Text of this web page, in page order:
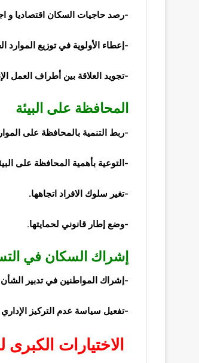
-رصد حاجيات السكان اقتصاديا و
-إعطاء الأولوية في توزيع الموارد
-تجويد العلاقة بين أطراف العمل
المحافظة على البيئة
-ربط التنمية بالمحافظة على
-التوعية بأهمية المحافظة على
-تغير سلوك الافراد اتجاهها.
-وضع إطار قانوني لحمايتها.
إشراك السكان في
-إشراك المواطنين في تدبير
-تفعيل سياسة عدم التركيز
الاختيارات